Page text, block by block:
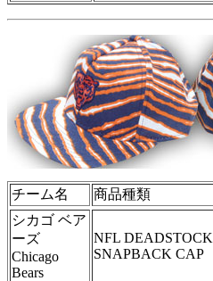
チーム名 商品種類
シカゴ ベア
ーズ
Chicago
Bears
NFL DEADSTOCK
SNAPBACK CAP